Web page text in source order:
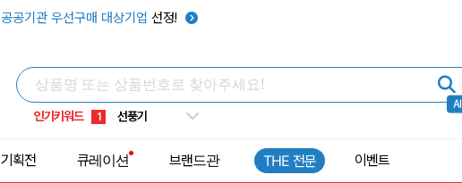
공공기관 우선구매 대상기업 선정!
인기키워드
1 선풍기
2 부채
4 보온보냉백
기획전 큐레이션 브랜드관 THE 전문 이벤트